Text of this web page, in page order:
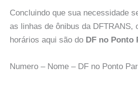
Concluindo que sua necessidade
as linhas de ônibus da DFTRANS,
horários aqui são do DF no Ponto
Numero – Nome – DF no Ponto